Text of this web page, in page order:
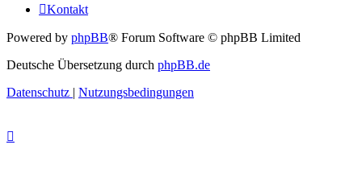
Kontakt
Powered by phpBB® Forum Software © phpBB Limited
Deutsche Übersetzung durch phpBB.de
Datenschutz
Nutzungsbedingungen